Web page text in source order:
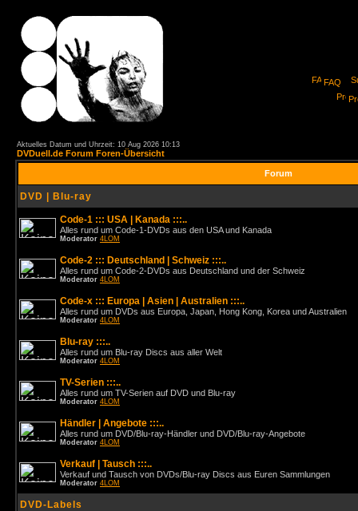
FAQ
Aktuelles Datum und Uhrzeit: 10 Aug 2026 10:13
DVDuell.de Forum Foren-Übersicht
Forum
DVD | Blu-ray
Code-1 ::: USA | Kanada :::..
Alles rund um Code-1-DVDs aus den USA und Kanada
Moderator 4LOM
Code-2 ::: Deutschland | Schweiz :::..
Alles rund um Code-2-DVDs aus Deutschland und der Schweiz
Moderator 4LOM
Code-x ::: Europa | Asien | Australien :::..
Alles rund um DVDs aus Europa, Japan, Hong Kong, Korea und Australien
Moderator 4LOM
Blu-ray :::..
Alles rund um Blu-ray Discs aus aller Welt
Moderator 4LOM
TV-Serien :::..
Alles rund um TV-Serien auf DVD und Blu-ray
Moderator 4LOM
Händler | Angebote :::..
Alles rund um DVD/Blu-ray-Händler und DVD/Blu-ray-Angebote
Moderator 4LOM
Verkauf | Tausch :::..
Verkauf und Tausch von DVDs/Blu-ray Discs aus Euren Sammlungen
Moderator 4LOM
DVD-Labels